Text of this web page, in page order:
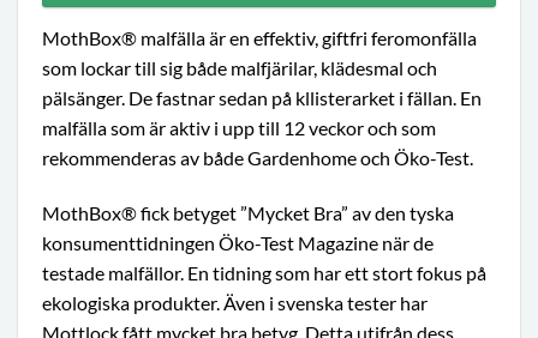
MothBox® malfälla är en effektiv, giftfri feromonfälla
som lockar till sig både malfjärilar, klädesmal och
pälsänger. De fastnar sedan på kllisterarket i fällan. En
malfälla som är aktiv i upp till 12 veckor och som
rekommenderas av både Gardenhome och Öko-Test.
MothBox® fick betyget ”Mycket Bra” av den tyska
konsumenttidningen Öko-Test Magazine när de
testade malfällor. En tidning som har ett stort fokus på
ekologiska produkter. Även i svenska tester har
Mottlock fått mycket bra betyg. Detta utifrån dess